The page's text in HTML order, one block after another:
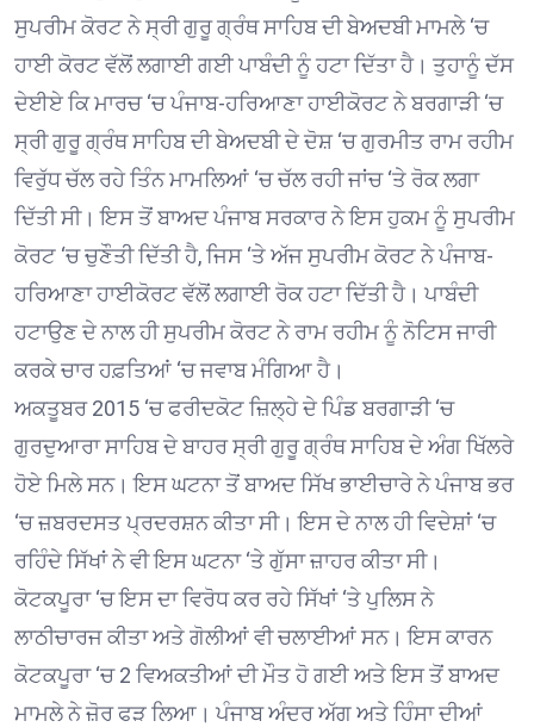
ਸੁਪਰੀਮ ਕੋਰਟ ਨੇ ਸ੍ਰੀ ਗੁਰੂ ਗ੍ਰੰਥ ਸਾਹਿਬ ਦੀ ਬੇਅਦਬੀ ਮਾਮਲੇ ‘ਚ
ਹਾਈ ਕੋਰਟ ਵੱਲੋਂ ਲਗਾਈ ਗਈ ਪਾਬੰਦੀ ਨੂੰ ਹਟਾ ਦਿੱਤਾ ਹੈ। ਤੁਹਾਨੂੰ ਦੱਸ
ਦੇਈਏ ਕਿ ਮਾਰਚ ‘ਚ ਪੰਜਾਬ-ਹਰਿਆਣਾ ਹਾਈਕੋਰਟ ਨੇ ਬਰਗਾੜੀ ‘ਚ
ਸ੍ਰੀ ਗੁਰੂ ਗ੍ਰੰਥ ਸਾਹਿਬ ਦੀ ਬੇਅਦਬੀ ਦੇ ਦੋਸ਼ ‘ਚ ਗੁਰਮੀਤ ਰਾਮ ਰਹੀਮ
ਵਿਰੁੱਧ ਚੱਲ ਰਹੇ ਤਿੰਨ ਮਾਮਲਿਆਂ ‘ਚ ਚੱਲ ਰਹੀ ਜਾਂਚ ‘ਤੇ ਰੋਕ ਲਗਾ
ਦਿੱਤੀ ਸੀ। ਇਸ ਤੋਂ ਬਾਅਦ ਪੰਜਾਬ ਸਰਕਾਰ ਨੇ ਇਸ ਹੁਕਮ ਨੂੰ ਸੁਪਰੀਮ
ਕੋਰਟ ‘ਚ ਚੁਣੌਤੀ ਦਿੱਤੀ ਹੈ, ਜਿਸ ‘ਤੇ ਅੱਜ ਸੁਪਰੀਮ ਕੋਰਟ ਨੇ ਪੰਜਾਬ-
ਹਰਿਆਣਾ ਹਾਈਕੋਰਟ ਵੱਲੋਂ ਲਗਾਈ ਰੋਕ ਹਟਾ ਦਿੱਤੀ ਹੈ। ਪਾਬੰਦੀ
ਹਟਾਉਣ ਦੇ ਨਾਲ ਹੀ ਸੁਪਰੀਮ ਕੋਰਟ ਨੇ ਰਾਮ ਰਹੀਮ ਨੂੰ ਨੋਟਿਸ ਜਾਰੀ
ਕਰਕੇ ਚਾਰ ਹਫ਼ਤਿਆਂ ‘ਚ ਜਵਾਬ ਮੰਗਿਆ ਹੈ।
ਅਕਤੂਬਰ 2015 ‘ਚ ਫਰੀਦਕੋਟ ਜ਼ਿਲ੍ਹੇ ਦੇ ਪਿੰਡ ਬਰਗਾੜੀ ‘ਚ
ਗੁਰਦੁਆਰਾ ਸਾਹਿਬ ਦੇ ਬਾਹਰ ਸ੍ਰੀ ਗੁਰੂ ਗ੍ਰੰਥ ਸਾਹਿਬ ਦੇ ਅੰਗ ਖਿੱਲਰੇ
ਹੋਏ ਮਿਲੇ ਸਨ। ਇਸ ਘਟਨਾ ਤੋਂ ਬਾਅਦ ਸਿੱਖ ਭਾਈਚਾਰੇ ਨੇ ਪੰਜਾਬ ਭਰ
‘ਚ ਜ਼ਬਰਦਸਤ ਪ੍ਰਦਰਸ਼ਨ ਕੀਤਾ ਸੀ। ਇਸ ਦੇ ਨਾਲ ਹੀ ਵਿਦੇਸ਼ਾਂ ‘ਚ
ਰਹਿੰਦੇ ਸਿੱਖਾਂ ਨੇ ਵੀ ਇਸ ਘਟਨਾ ‘ਤੇ ਗੁੱਸਾ ਜ਼ਾਹਰ ਕੀਤਾ ਸੀ।
ਕੋਟਕਪੂਰਾ ‘ਚ ਇਸ ਦਾ ਵਿਰੋਧ ਕਰ ਰਹੇ ਸਿੱਖਾਂ ‘ਤੇ ਪੁਲਿਸ ਨੇ
ਲਾਠੀਚਾਰਜ ਕੀਤਾ ਅਤੇ ਗੋਲੀਆਂ ਵੀ ਚਲਾਈਆਂ ਸਨ। ਇਸ ਕਾਰਨ
ਕੋਟਕਪੂਰਾ ‘ਚ 2 ਵਿਅਕਤੀਆਂ ਦੀ ਮੌਤ ਹੋ ਗਈ ਅਤੇ ਇਸ ਤੋਂ ਬਾਅਦ
ਮਾਮਲੇ ਨੇ ਜ਼ੋਰ ਫੜ ਲਿਆ। ਪੰਜਾਬ ਅੰਦਰ ਅੱਗ ਅਤੇ ਹਿੰਸਾ ਦੀਆਂ